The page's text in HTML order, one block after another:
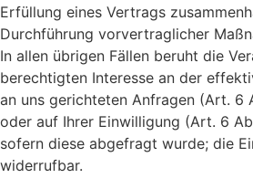
Erfüllung eines Vertrags
Durchführung vorvertraglicher
In allen übrigen Fällen beruht die
berechtigten Interesse an der
an uns gerichteten Anfragen (Art. 6
oder auf Ihrer Einwilligung (Art. 6
sofern diese abgefragt wurde; die
widerrufbar.